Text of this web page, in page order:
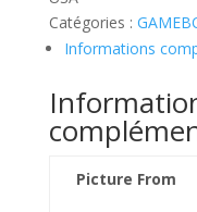
Catégories :
Informations
Picture From